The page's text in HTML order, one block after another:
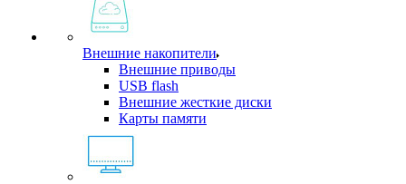
Внешние накопители
Внешние приводы
USB flash
Внешние жесткие диски
Карты памяти